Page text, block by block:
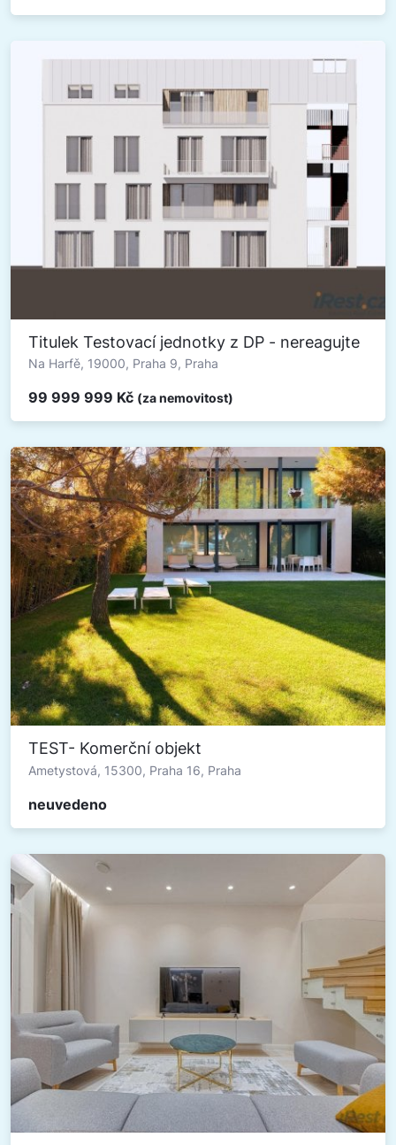
Titulek Testovací jednotky z DP - nereagujte
Na Harfě, 19000, Praha 9, Praha
99 999 999 Kč (za nemovitost)
TEST- Komerční objekt
Ametystová, 15300, Praha 16, Praha
neuvedeno